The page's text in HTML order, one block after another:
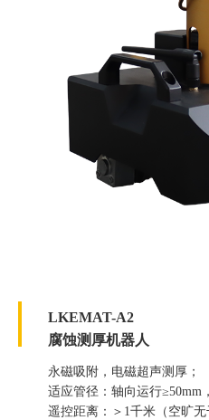
LKEMAT-A2
腐蚀测厚机器人
永磁吸附，电磁超声测厚；
适应管径：轴向运行≥50mm
遥控距离：＞1千米（空旷无